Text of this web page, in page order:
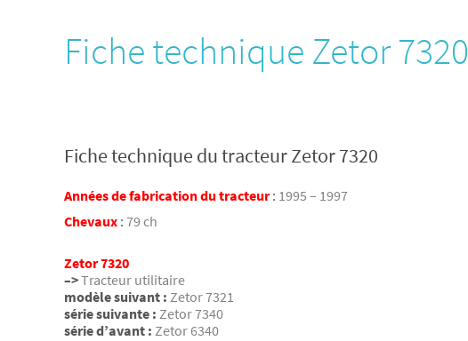
Fiche technique Zetor 7320
Fiche technique du tracteur Zetor 7320
Années de fabrication du tracteur: 1995 – 1997
Chevaux : 79 ch
Zetor 7320
–>Tracteur utilitaire
modèle suivant : Zetor 7321
série suivante : Zetor 7340
série d’avant : Zetor 6340